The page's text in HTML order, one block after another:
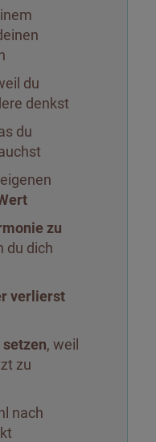
du
denkst
du
zu
du dich
verlierst
setzen, weil
zu
nach